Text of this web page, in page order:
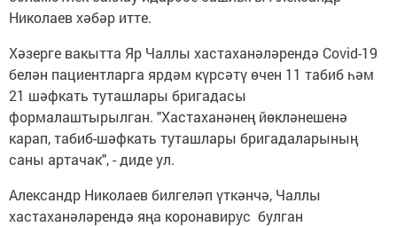
Николаев хәбәр итте.
Хәзерге вакытта Яр Чаллы хастаханәләрендә Covid-19
белән пациентларга ярдәм күрсәтү өчен 11 табиб һәм
21 шәфкать туташлары бригадасы
формалаштырылган. "Хастаханәнең йөкләнешенә
карап, табиб-шәфкать туташлары бригадаларының
саны артачак", - диде ул.
Александр Николаев билгеләп үткәнчә, Чаллы
хастаханәләрендә яңа коронавирус булган